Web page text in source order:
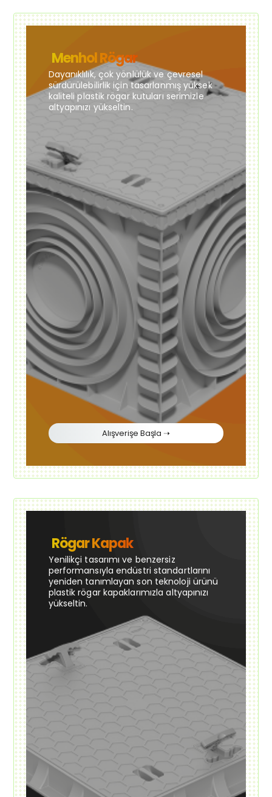
Menhol Rögar
Dayanıklılık, çok yönlülük ve çevresel
sürdürülebilirlik için tasarlanmış yüksek
kaliteli plastik rögar kutuları serimizle
altyapınızı yükseltin.
Alışverişe Başla ➝
Rögar Kapak
Yenilikçi tasarımı ve benzersiz
performansıyla endüstri standartlarını
yeniden tanımlayan son teknoloji ürünü
plastik rögar kapaklarımızla altyapınızı
yükseltin.